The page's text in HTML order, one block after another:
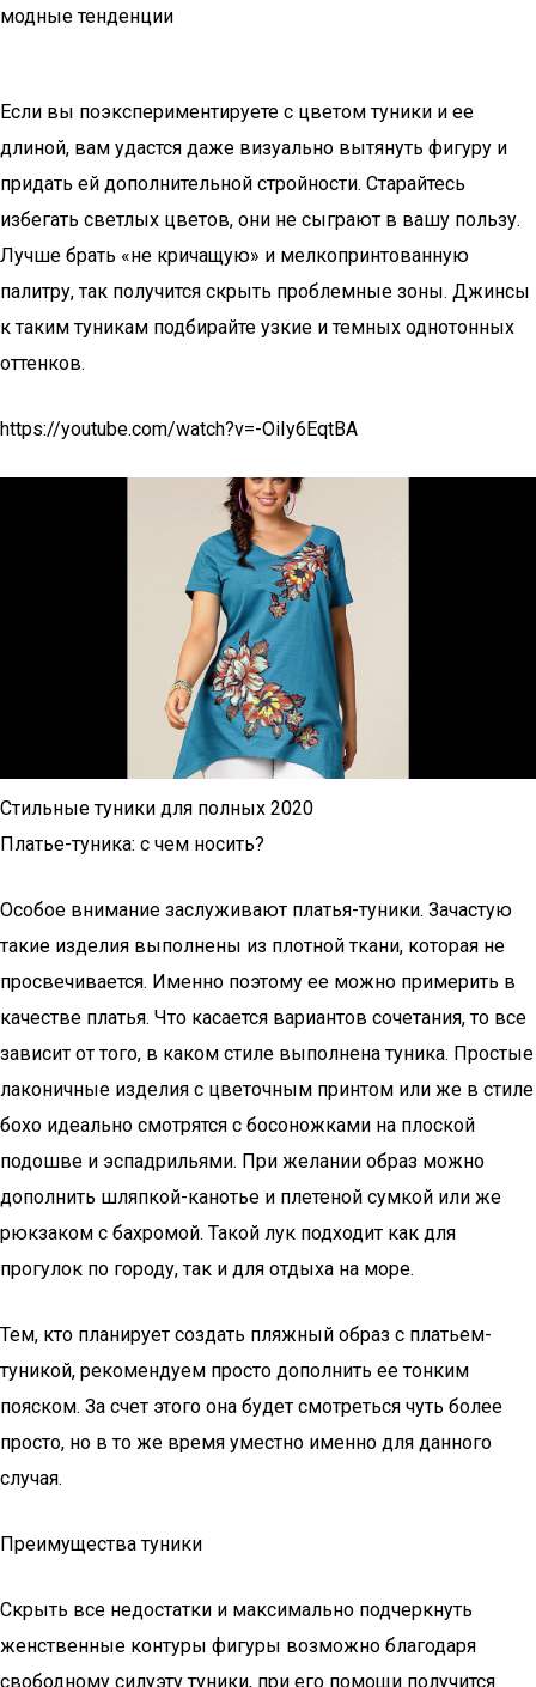
модные тенденции
Если вы поэкспериментируете с цветом туники и ее
длиной, вам удастся даже визуально вытянуть фигуру и
придать ей дополнительной стройности. Старайтесь
избегать светлых цветов, они не сыграют в вашу пользу.
Лучше брать «не кричащую» и мелкопринтованную
палитру, так получится скрыть проблемные зоны. Джинсы
к таким туникам подбирайте узкие и темных однотонных
оттенков.
https://youtube.com/watch?v=-OiIy6EqtBA
Стильные туники для полных 2020
Платье-туника: с чем носить?
Особое внимание заслуживают платья-туники. Зачастую
такие изделия выполнены из плотной ткани, которая не
просвечивается. Именно поэтому ее можно примерить в
качестве платья. Что касается вариантов сочетания, то все
зависит от того, в каком стиле выполнена туника. Простые
лаконичные изделия с цветочным принтом или же в стиле
бохо идеально смотрятся с босоножками на плоской
подошве и эспадрильями. При желании образ можно
дополнить шляпкой-канотье и плетеной сумкой или же
рюкзаком с бахромой. Такой лук подходит как для
прогулок по городу, так и для отдыха на море.
Тем, кто планирует создать пляжный образ с платьем-
туникой, рекомендуем просто дополнить ее тонким
пояском. За счет этого она будет смотреться чуть более
просто, но в то же время уместно именно для данного
случая.
Преимущества туники
Скрыть все недостатки и максимально подчеркнуть
женственные контуры фигуры возможно благодаря
свободному силуэту туники, при его помощи получится